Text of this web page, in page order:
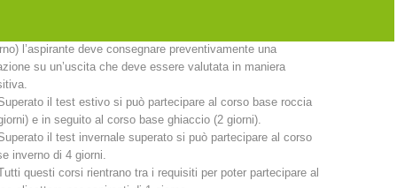
l’aspirante deve consegnare preventivamente una
su un’uscita che deve essere valutata in maniera
il test estivo si può partecipare al corso base roccia
e in seguito al corso base ghiaccio (2 giorni).
il test invernale superato si può partecipare al corso
inverno di 4 giorni.
questi corsi rientrano tra i requisiti per poter partecipare al